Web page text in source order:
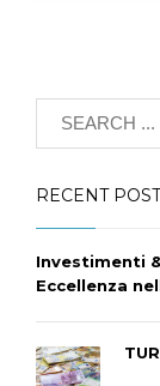
RECENT
Investimenti
Eccellenza